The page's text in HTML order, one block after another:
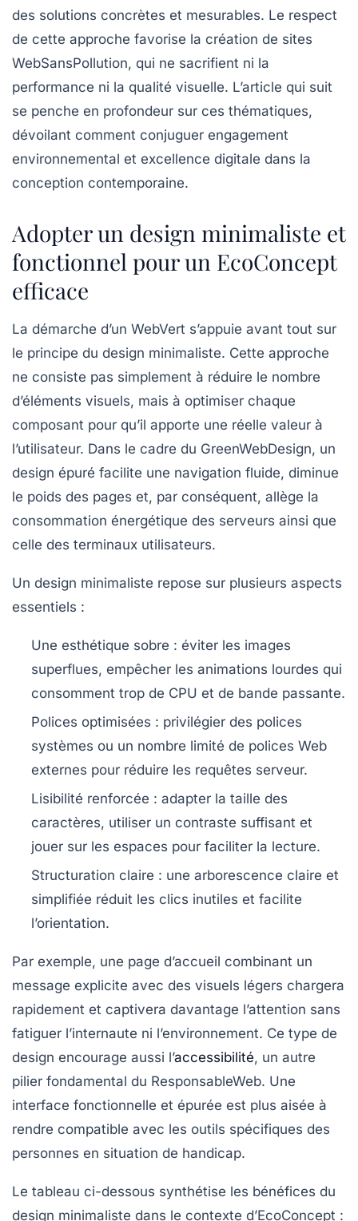
des solutions concrètes et mesurables. Le respect
de cette approche favorise la création de sites
WebSansPollution, qui ne sacrifient ni la
performance ni la qualité visuelle. L’article qui suit
se penche en profondeur sur ces thématiques,
dévoilant comment conjuguer engagement
environnemental et excellence digitale dans la
conception contemporaine.
Adopter un design minimaliste et
fonctionnel pour un EcoConcept
efficace
La démarche d’un WebVert s’appuie avant tout sur
le principe du design minimaliste. Cette approche
ne consiste pas simplement à réduire le nombre
d’éléments visuels, mais à optimiser chaque
composant pour qu’il apporte une réelle valeur à
l’utilisateur. Dans le cadre du GreenWebDesign, un
design épuré facilite une navigation fluide, diminue
le poids des pages et, par conséquent, allège la
consommation énergétique des serveurs ainsi que
celle des terminaux utilisateurs.
Un design minimaliste repose sur plusieurs aspects
essentiels :
Une esthétique sobre : éviter les images
superflues, empêcher les animations lourdes qui
consomment trop de CPU et de bande passante.
Polices optimisées : privilégier des polices
systèmes ou un nombre limité de polices Web
externes pour réduire les requêtes serveur.
Lisibilité renforcée : adapter la taille des
caractères, utiliser un contraste suffisant et
jouer sur les espaces pour faciliter la lecture.
Structuration claire : une arborescence claire et
simplifiée réduit les clics inutiles et facilite
l’orientation.
Par exemple, une page d’accueil combinant un
message explicite avec des visuels légers chargera
rapidement et captivera davantage l’attention sans
fatiguer l’internaute ni l’environnement. Ce type de
design encourage aussi l’accessibilité, un autre
pilier fondamental du ResponsableWeb. Une
interface fonctionnelle et épurée est plus aisée à
rendre compatible avec les outils spécifiques des
personnes en situation de handicap.
Le tableau ci-dessous synthétise les bénéfices du
design minimaliste dans le contexte d’EcoConcept :